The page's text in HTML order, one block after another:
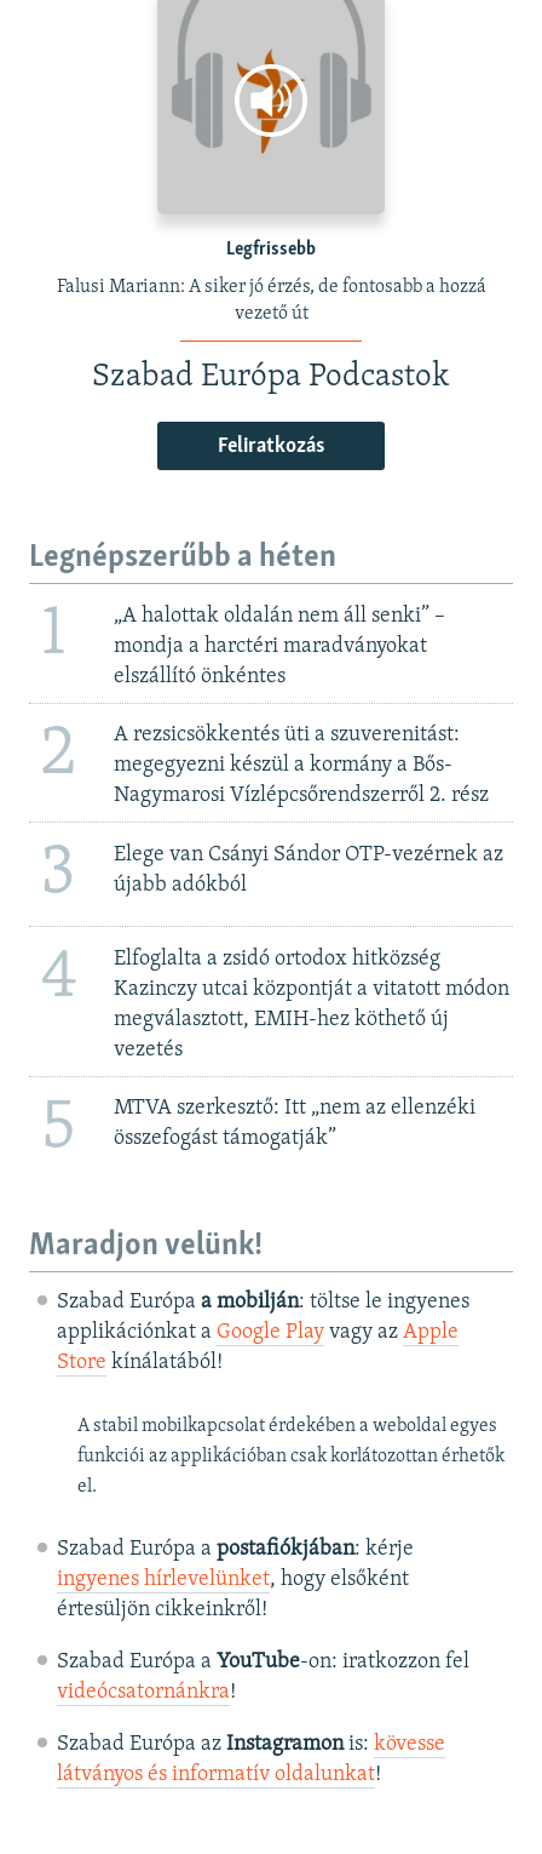
Legfrissebb
Falusi Mariann: A siker jó érzés, de fontosabb a hozzá
vezető út
Szabad Európa Podcastok
Feliratkozás
Legnépszerűbb a héten
1
„A halottak oldalán nem áll senki” –
mondja a harctéri maradványokat
elszállító önkéntes
2
A rezsicsökkentés üti a szuverenitást:
megegyezni készül a kormány a Bős-
Nagymarosi Vízlépcsőrendszerről 2. rész
3
Elege van Csányi Sándor OTP-vezérnek az
újabb adókból
4
Elfoglalta a zsidó ortodox hitközség
Kazinczy utcai központját a vitatott módon
megválasztott, EMIH-hez köthető új
vezetés
5
MTVA szerkesztő: Itt „nem az ellenzéki
összefogást támogatják”
Maradjon velünk!
Szabad Európa a mobilján: töltse le ingyenes
applikációnkat a Google Playvagy az Apple
Store kínálatából!
A stabil mobilkapcsolat érdekében a weboldal egyes
funkciói az applikációban csak korlátozottan érhetők
el.
Szabad Európa a postafiókjában: kérje
ingyenes hírlevelünket, hogy elsőként
értesüljön cikkeinkről!
Szabad Európa a YouTube-on: iratkozzon fel
videócsatornánkra!
Szabad Európa az Instagramonis: kövesse
látványos és informatív oldalunkat! ​